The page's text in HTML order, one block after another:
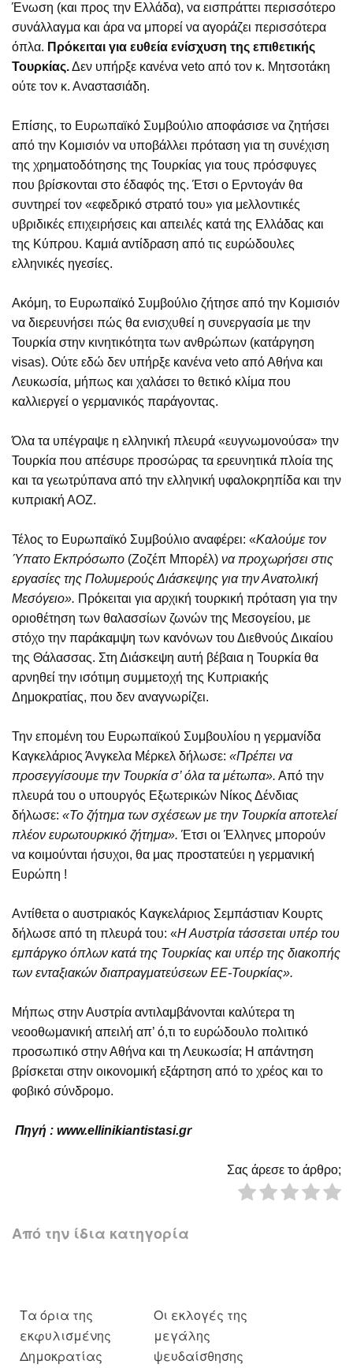
Ένωση (και προς την Ελλάδα), να εισπράττει περισσότερο
συνάλλαγμα και άρα να μπορεί να αγοράζει περισσότερα
όπλα. Πρόκειται για ευθεία ενίσχυση της επιθετικής
Τουρκίας.Δεν υπήρξε κανένα veto από τον κ. Μητσοτάκη
ούτε τον κ. Αναστασιάδη.
Επίσης, το Ευρωπαϊκό Συμβούλιο αποφάσισε να ζητήσει
από την Κομισιόν να υποβάλλει πρόταση για τη συνέχιση
της χρηματοδότησης της Τουρκίας για τους πρόσφυγες
που βρίσκονται στο έδαφός της. Έτσι ο Ερντογάν θα
συντηρεί τον «εφεδρικό στρατό του» για μελλοντικές
υβριδικές επιχειρήσεις και απειλές κατά της Ελλάδας και
της Κύπρου. Καμιά αντίδραση από τις ευρώδουλες
ελληνικές ηγεσίες.
Ακόμη, το Ευρωπαϊκό Συμβούλιο ζήτησε από την Κομισιόν
να διερευνήσει πώς θα ενισχυθεί η συνεργασία με την
Τουρκία στην κινητικότητα των ανθρώπων (κατάργηση
visas). Ούτε εδώ δεν υπήρξε κανένα veto από Αθήνα και
Λευκωσία, μήπως και χαλάσει το θετικό κλίμα που
καλλιεργεί ο γερμανικός παράγοντας.
Όλα τα υπέγραψε η ελληνική πλευρά «ευγνωμονούσα» την
Τουρκία που απέσυρε προσώρας τα ερευνητικά πλοία της
και τα γεωτρύπανα από την ελληνική υφαλοκρηπίδα και την
κυπριακή ΑΟΖ.
Τέλος το Ευρωπαϊκό Συμβούλιο αναφέρει: «Καλούμε τον
Ύπατο Εκπρόσωπο (Ζοζέπ Μπορέλ) να προχωρήσει στις
εργασίες της Πολυμερούς Διάσκεψης για την Ανατολική
Μεσόγειο». Πρόκειται για αρχική τουρκική πρόταση για την
οριοθέτηση των θαλασσίων ζωνών της Μεσογείου, με
στόχο την παράκαμψη των κανόνων του Διεθνούς Δικαίου
της Θάλασσας. Στη Διάσκεψη αυτή βέβαια η Τουρκία θα
αρνηθεί την ισότιμη συμμετοχή της Κυπριακής
Δημοκρατίας, που δεν αναγνωρίζει.
Την επομένη του Ευρωπαϊκού Συμβουλίου η γερμανίδα
Καγκελάριος Άνγκελα Μέρκελ δήλωσε: «Πρέπει να
προσεγγίσουμε την Τουρκία σ’ όλα τα μέτωπα». Από την
πλευρά του ο υπουργός Εξωτερικών Νίκος Δένδιας
δήλωσε: «Το ζήτημα των σχέσεων με την Τουρκία αποτελεί
πλέον ευρωτουρκικό ζήτημα». Έτσι οι Έλληνες μπορούν
να κοιμούνται ήσυχοι, θα μας προστατεύει η γερμανική
Ευρώπη !
Αντίθετα ο αυστριακός Καγκελάριος Σεμπάστιαν Κουρτς
δήλωσε από τη πλευρά του: «Η Αυστρία τάσσεται υπέρ του
εμπάργκο όπλων κατά της Τουρκίας και υπέρ της διακοπής
των ενταξιακών διαπραγματεύσεων ΕΕ-Τουρκίας».
Μήπως στην Αυστρία αντιλαμβάνονται καλύτερα τη
νεοοθωμανική απειλή απ’ ό,τι το ευρώδουλο πολιτικό
προσωπικό στην Αθήνα και τη Λευκωσία; Η απάντηση
βρίσκεται στην οικονομική εξάρτηση από το χρέος και το
φοβικό σύνδρομο.
Πηγή : www.ellinikiantistasi.gr
Σας άρεσε το άρθρο;
Από την ίδια κατηγορία
Τα όρια της
εκφυλισμένης
Δημοκρατίας
Οι εκλογές της
μεγάλης
ψευδαίσθησης